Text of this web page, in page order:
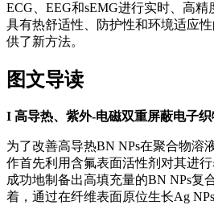
ECG、EEG和sEMG进行实时、高
具有热舒适性、防护性和环境适应
供了新方法。
图文导读
I 高导热、紫外-电磁双重屏蔽电子
为了改善高导热BN NPs在聚合物溶
作首先利用含氟表面活性剂对其进
成功地制备出高填充量的BN NPs复
着，通过在纤维表面原位生长Ag